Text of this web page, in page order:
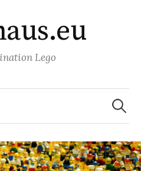
Lego
Suchen
nach: